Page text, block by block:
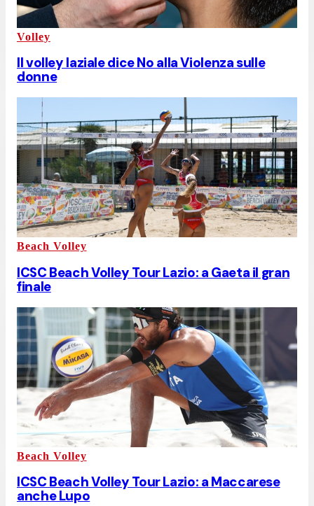
Volley
Il volley laziale dice No alla Violenza sulle
donne
Beach Volley
ICSC Beach Volley Tour Lazio: a Gaeta il gran
finale
Beach Volley
ICSC Beach Volley Tour Lazio: a Maccarese
anche Lupo